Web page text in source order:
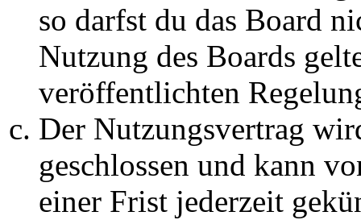
so darfst du das Board
Nutzung des Boards
veröffentlichten
Der Nutzungsvertrag
geschlossen und kann
einer Frist jederzeit